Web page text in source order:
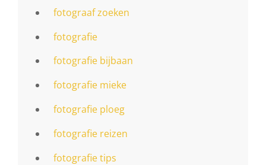
fotograaf zoeken
fotografie
fotografie bijbaan
fotografie mieke
fotografie ploeg
fotografie reizen
fotografie tips